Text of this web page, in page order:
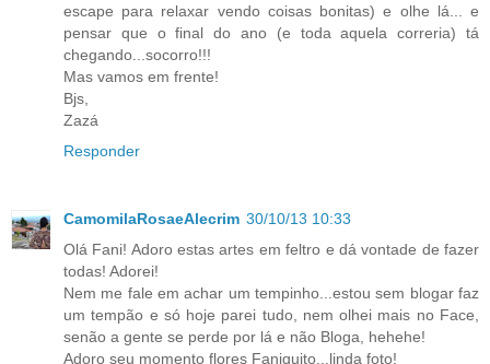
escape para relaxar vendo coisas bonitas) e olhe lá... e
pensar que o final do ano (e toda aquela correria) tá
chegando...socorro!!!
Mas vamos em frente!
Bjs,
Zazá
Responder
CamomilaRosaeAlecrim 30/10/13 10:33
Olá Fani! Adoro estas artes em feltro e dá vontade de fazer
todas! Adorei!
Nem me fale em achar um tempinho...estou sem blogar faz
um tempão e só hoje parei tudo, nem olhei mais no Face,
senão a gente se perde por lá e não Bloga, hehehe!
Adoro seu momento flores Faniquito...linda foto!